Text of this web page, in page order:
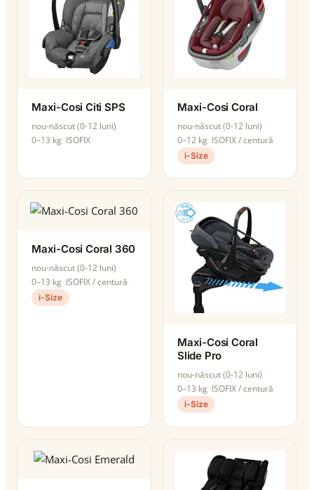
Maxi-Cosi Citi SPS
nou-născut (0-12 luni)
0–13 kg ISOFIX
Maxi-Cosi Coral
nou-născut (0-12 luni)
0–12 kg ISOFIX / centură
i-Size
Maxi-Cosi Coral 360
nou-născut (0-12 luni)
0–13 kg ISOFIX / centură
i-Size
Maxi-Cosi Coral
Slide Pro
nou-născut (0-12 luni)
0–13 kg ISOFIX / centură
i-Size